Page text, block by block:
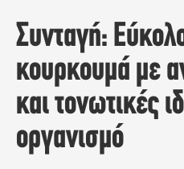
Συνταγή:
κουρκουμά με
και τονωτικές
οργανισμό